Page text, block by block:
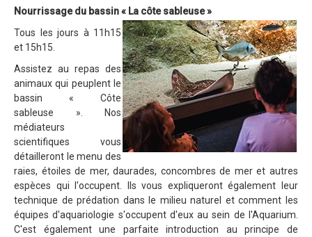
Nourrissage du bassin « La côte sableuse »
Tous les jours à 11h15
et 15h15.
Assistez au repas des
animaux qui peuplent le
bassin « Côte
sableuse ». Nos
médiateurs
scientifiques vous
détailleront le menu des
raies, étoiles de mer, daurades, concombres de mer et autres
espèces qui l'occupent. Ils vous expliqueront également leur
technique de prédation dans le milieu naturel et comment les
équipes d'aquariologie s'occupent d'eux au sein de l'Aquarium.
C'est également une parfaite introduction au principe de